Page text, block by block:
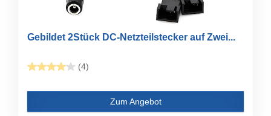
Gebildet 2Stück DC-Netzteilstecker auf Zwei...
(4)
Zum Angebot